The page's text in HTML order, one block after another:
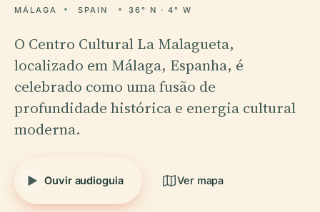
MÁLAGA SPAIN 36° N · 4° W
O Centro Cultural La Malagueta,
localizado em Málaga, Espanha, é
celebrado como uma fusão de
profundidade histórica e energia cultural
moderna.
Ouvir audioguia Ver mapa